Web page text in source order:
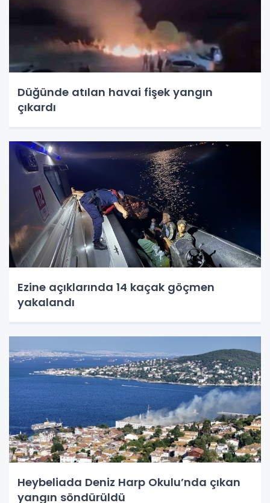
Düğünde atılan havai fişek yangın
çıkardı
Ezine açıklarında 14 kaçak göçmen
yakalandı
Heybeliada Deniz Harp Okulu’nda çıkan
yangın söndürüldü